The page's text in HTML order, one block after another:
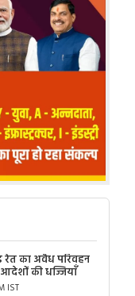
रेत का अवैध परिवहन
की धज्जियाँ
IST